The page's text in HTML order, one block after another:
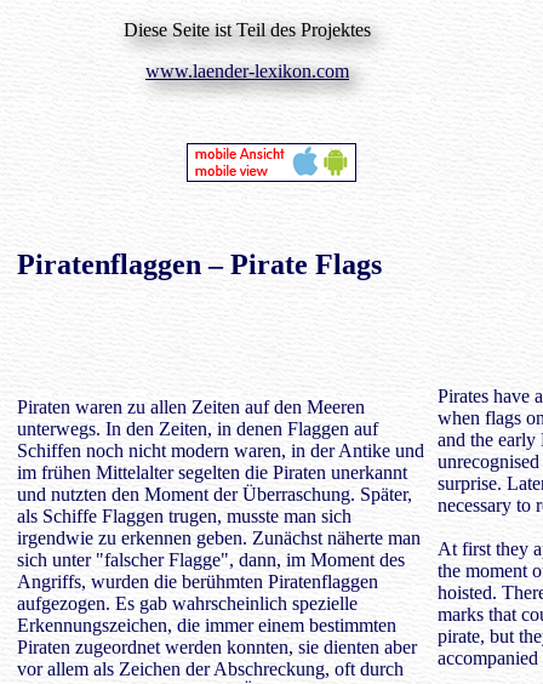
Diese Seite ist Teil des Projektes
www.laender-lexikon.com
Piratenflaggen– Pirate Flags
Piraten waren zu allen Zeiten auf den Meeren
unterwegs. In den Zeiten, in denen Flaggen auf
Schiffen noch nicht modern waren, in der Antike und
im frühen Mittelalter segelten die Piraten unerkannt
und nutzten den Moment der Überraschung. Später,
als Schiffe Flaggen trugen, musste man sich
irgendwie zu erkennen geben. Zunächst näherte man
sich unter "falscher Flagge", dann, im Moment des
Angriffs, wurden die berühmten Piratenflaggen
aufgezogen. Es gab wahrscheinlich spezielle
Erkennungszeichen, die immer einem bestimmten
Piraten zugeordnet werden konnten, sie dienten aber
vor allem als Zeichen der Abschreckung, oft durch
Pirates have
when flags
and the early
surprise.
necessary to
At first they
the moment
hoisted.
marks that
pirate, but